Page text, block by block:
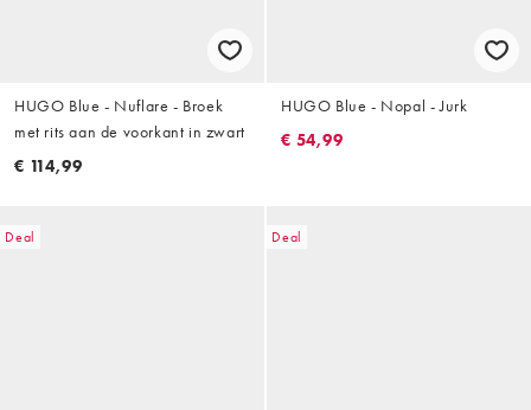
HUGO Blue - Nuflare - Broek
met rits aan de voorkant in zwart
€ 114,99
HUGO Blue - Nopal - Jurk
€ 54,99
Deal Deal